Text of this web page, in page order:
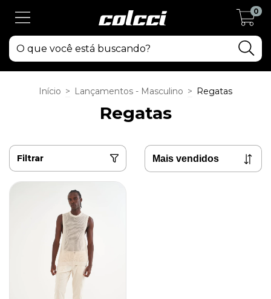
0
Início > Lançamentos - Masculino > Regatas
Regatas
Filtrar